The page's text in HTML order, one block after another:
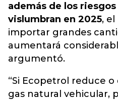
además de los riesgos
vislumbran en 2025,
importar grandes
aumentará
argumentó.
“Si Ecopetrol reduce
gas natural vehicular,